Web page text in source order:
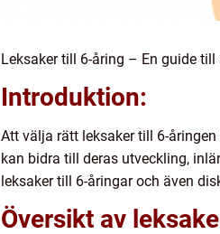
Leksaker till 6-åring – En guide
Introduktion:
Att välja rätt leksaker till 6-
kan bidra till deras utveckling,
leksaker till 6-åringar och även
Översikt av